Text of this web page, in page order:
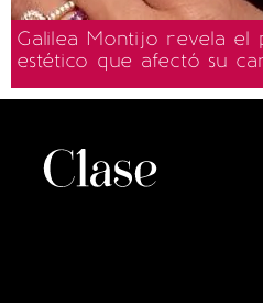
Galilea Montijo revela el
estético que afectó su